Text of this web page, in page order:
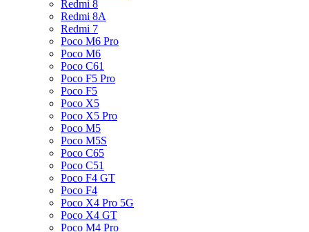
Redmi 8
Redmi 8A
Redmi 7
Poco M6 Pro
Poco M6
Poco C61
Poco F5 Pro
Poco F5
Poco X5
Poco X5 Pro
Poco M5
Poco M5S
Poco C65
Poco C51
Poco F4 GT
Poco F4
Poco X4 Pro 5G
Poco X4 GT
Poco M4 Pro